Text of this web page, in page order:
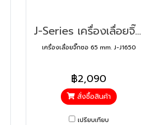
J-Series เครื่องเลื่อยจิ๊กซอ 65 mm. J-J1650 (43060)
เครื่องเลื่อยจิ๊กซอ 65 mm. J-J1650
฿2,090
สั่งซื้อสินค้า
เปรียบเทียบ